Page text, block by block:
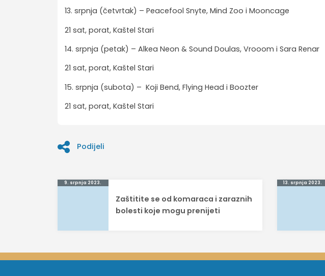
13. srpnja (četvrtak) – Peacefool Snyte, Mind Zoo i Mooncage
21 sat, porat, Kaštel Stari
14. srpnja (petak) – Alkea Neon & Sound Doulas, Vrooom i Sara Renar
21 sat, porat, Kaštel Stari
15. srpnja (subota) – Koji Bend, Flying Head i Boozter
21 sat, porat, Kaštel Stari
Podijeli
Navigacija
9. srpnja 2023.
Zaštitite se od komaraca i zaraznih
bolesti koje mogu prenijeti
13. srpnja 2023.